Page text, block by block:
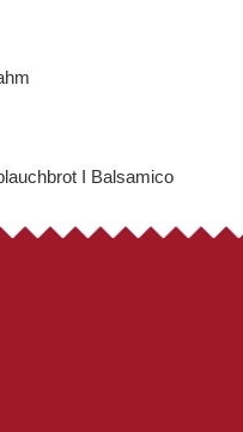
I Balsamico